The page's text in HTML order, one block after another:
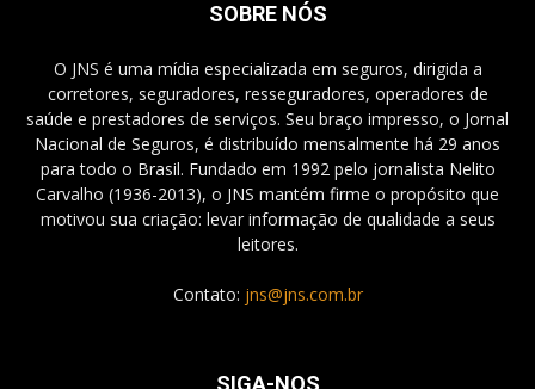
SOBRE NÓS
O JNS é uma mídia especializada em seguros, dirigida a
corretores, seguradores, resseguradores, operadores de
saúde e prestadores de serviços. Seu braço impresso, o Jornal
Nacional de Seguros, é distribuído mensalmente há 29 anos
para todo o Brasil. Fundado em 1992 pelo jornalista Nelito
Carvalho (1936-2013), o JNS mantém firme o propósito que
motivou sua criação: levar informação de qualidade a seus
leitores.
Contato: jns@jns.com.br
SIGA-NOS